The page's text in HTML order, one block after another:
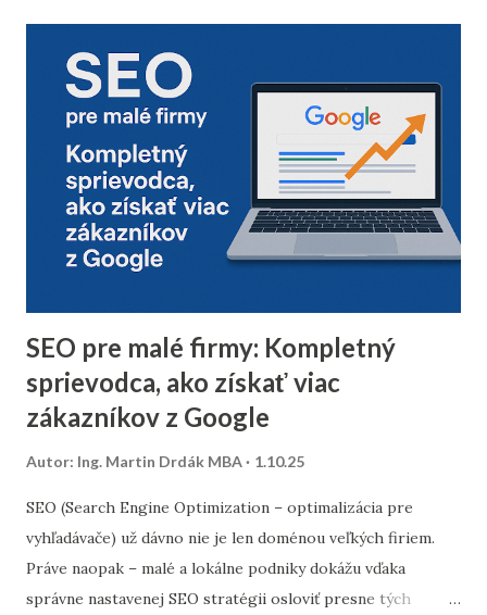
Odfiltrovanie neaktívnych používateľov, starých alebo
neoverených e-mailov vám pomôže zvýšiť mieru
doručiteľnosti a znížiť riziko, že vaše e-maily skončia v
spam priečinku. Zamerajte sa najmä na tých príjemcov, ktorí
dlhodobo neotvárali e-maily – zvážte, či má zmysel ich
osloviť špeciálnou reaktivačnou kampaňou, alebo ich radšej
úplne odstrániť z databázy. 2. Segmentácia kontaktov podľa
minuloročnej v...
SEO pre malé firmy: Kompletný
sprievodca, ako získať viac
zákazníkov z Google
Autor: Ing. Martin Drdák MBA 1.10.25
SEO (Search Engine Optimization – optimalizácia pre
vyhľadávače) už dávno nie je len doménou veľkých firiem.
Práve naopak – malé a lokálne podniky dokážu vďaka
správne nastavenej SEO stratégii osloviť presne tých